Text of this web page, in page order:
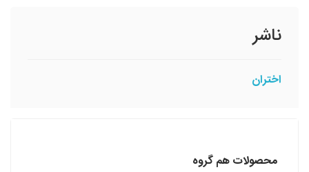
ناشر
اختران
محصولات هم گروه